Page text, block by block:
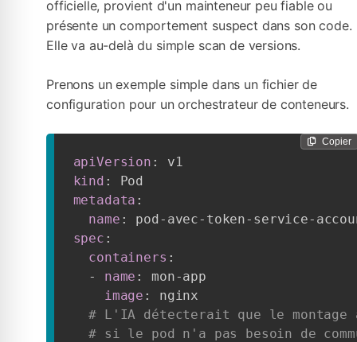
officielle, provient d'un mainteneur peu fiable ou
présente un comportement suspect dans son code.
Elle va au-delà du simple scan de versions.
Prenons un exemple simple dans un fichier de
configuration pour un orchestrateur de conteneurs.
Copier
apiVersion :
kind :
metadata :
name : pod - avec- token- service-
spec :
containers :
-
name : mon-app
image :
nginx
# L'IA détecterait que le montage
# si le pod n'a pas besoin de